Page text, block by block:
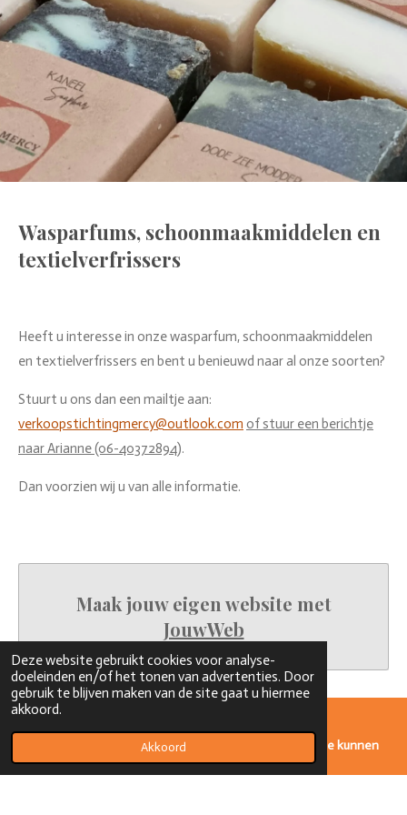
Deze website gebruikt cookies voor analyse-
doeleinden en/of het tonen van advertenties. Door
gebruik te blijven maken van de site gaat u hiermee
akkoord.
Akkoord
Wasparfums, schoonmaakmiddelen en
textielverfrissers
Heeft u interesse in onze wasparfum, schoonmaakmiddelen
en textielverfrissers en bent u benieuwd naar al onze soorten?
Stuurt u ons dan een mailtje aan:
verkoopstichtingmercy@outlook.com of stuur een berichtje
naar Arianne (06-40372894).
Dan voorzien wij u van alle informatie.
Maak jouw eigen website met
JouwWeb
Aan de op deze site geboden producten en informatie kunnen
geen rechten worden ontleend.